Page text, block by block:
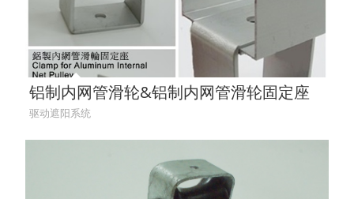
铝制内网管滑轮&铝制内网管滑轮固定座
驱动遮阳系统